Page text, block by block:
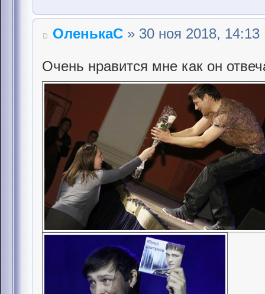
ОленькаС » 30 ноя 2018, 14:13
Очень нравится мне как он